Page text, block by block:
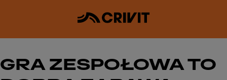
GRA ZESPOŁOWA TO